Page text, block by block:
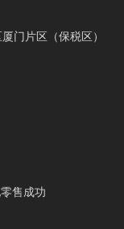
门片区（保税区）
售成功